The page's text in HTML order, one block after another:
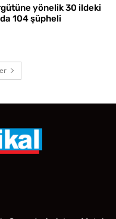
yönelik 30 ildeki
104 şüpheli